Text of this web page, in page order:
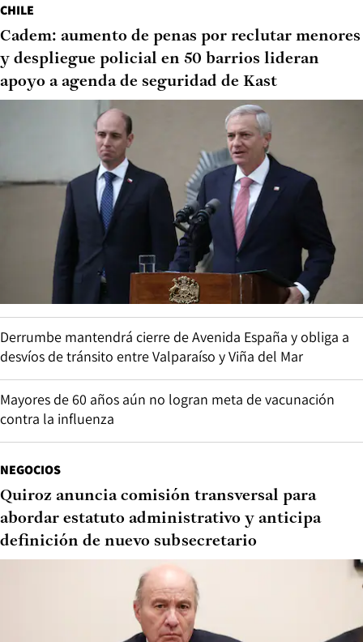
CHILE
Cadem: aumento de penas por reclutar menores
y despliegue policial en 50 barrios lideran
apoyo a agenda de seguridad de Kast
Derrumbe mantendrá cierre de Avenida España y obliga a
desvíos de tránsito entre Valparaíso y Viña del Mar
Mayores de 60 años aún no logran meta de vacunación
contra la influenza
NEGOCIOS
Quiroz anuncia comisión transversal para
abordar estatuto administrativo y anticipa
definición de nuevo subsecretario